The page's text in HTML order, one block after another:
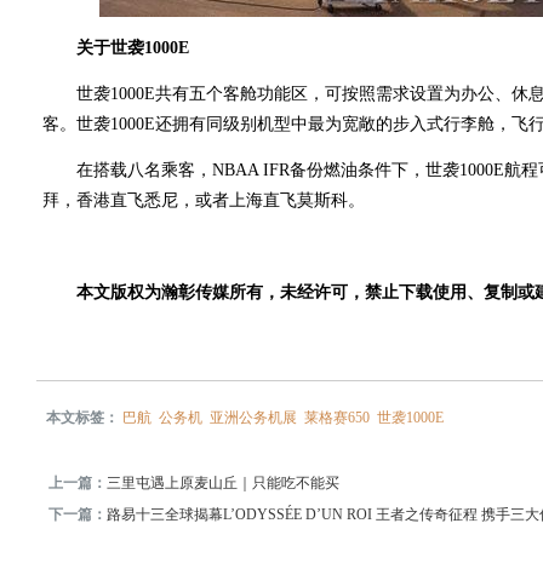
关于世袭1000E
世袭1000E共有五个客舱功能区，可按照需求设置为办公、休
客。世袭1000E还拥有同级别机型中最为宽敞的步入式行李舱，飞
在搭载八名乘客，NBAA IFR备份燃油条件下，世袭1000E航程
拜，香港直飞悉尼，或者上海直飞莫斯科。
本文版权为瀚彰传媒所有，未经许可，禁止下载使用、复制或
本文标签： 巴航 公务机 亚洲公务机展 莱格赛650 世袭1000E
上一篇：三里屯遇上原麦山丘｜只能吃不能买
下一篇：路易十三全球揭幕L’ODYSSÉE D’UN ROI 王者之传奇征程 携手三